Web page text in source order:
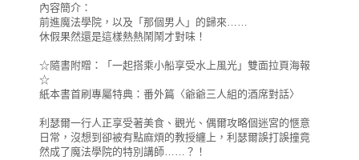
內容簡介：
前進魔法學院，以及「那個男人」的歸來……
休假果然還是這樣熱熱鬧鬧才對味！
☆隨書附贈：「一起搭乘小船享受水上風光」雙面拉頁海報
☆
紙本書首刷專屬特典：番外篇〈爺爺三人組的酒席對話〉
利瑟爾一行人正享受著美食、觀光、偶爾攻略個迷宮的愜意
日常，沒想到卻被有點麻煩的教授纏上，利瑟爾誤打誤撞竟
然成了魔法學院的特別講師……？！